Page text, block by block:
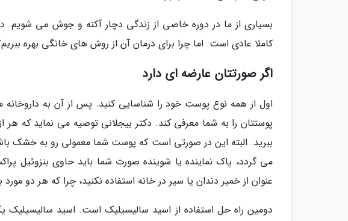
بسیاری از ما در دوره خاصی از زندگی دچار آکنه و جوش می شویم.
کاملا عادی است. اما چرا برای درمان آن از روش های خانگی بهره
اگر صورتتان عارضه ای دارد
اول از همه نوع پوست خود را شناسایی کنید. پس از آن به
پوستتان را به شما معرفی کند. دکتر بیجلانی توصیه می نماید که
ببرید. البته این در صورتی است که پوست شما معمولی رو به خشک
می گردد، پاک نماینده یا شوینده صورت شما باید حاوی بنزوئیل
عنوان از خمیر دندان یا سیر در خانه استفاده نکنید، چرا که هر دو
دومین راه حل استفاده از اسید سالیسیلیک است. اسید سالیسیلیک